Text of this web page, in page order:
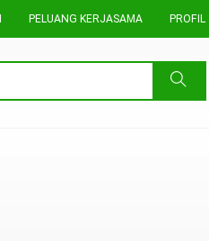
PELUANG KERJASAMA PROFIL